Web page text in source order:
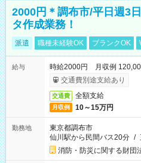
2000円＊調布市/平日週3
タ作成業務！
派遣 職種未経験OK ブランクOK
給与
時給2000円 月収例
交通費別途支給あり
交通費 全額支給
月収例 10～15万円
勤務地
東京都調布市
仙川駅から民間バス20分 /
消防・防災に関する財団